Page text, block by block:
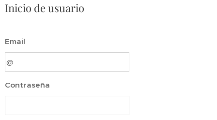
Inicio de usuario
Email
Contraseña